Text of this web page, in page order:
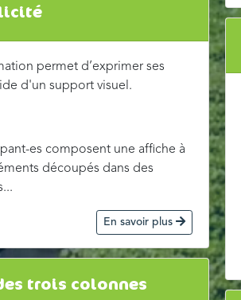
permet d’exprimer ses
d'un support visuel.
es composent une affiche à
découpés dans des
En savoir plus
trois colonnes